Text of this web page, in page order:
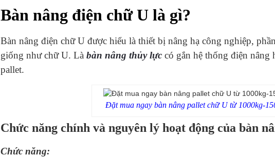
Bàn nâng điện chữ U là gì?
Bàn nâng điện chữ U được hiểu là thiết bị nâng hạ công nghiệp,
giống như chữ U. Là bàn nâng thủy lựccó gắn hệ thống điện nâng
pallet.
Đặt mua ngay bàn nâng pallet chữ U từ 1000kg-
Chức năng chính và nguyên lý hoạt động của bàn
Chức năng: